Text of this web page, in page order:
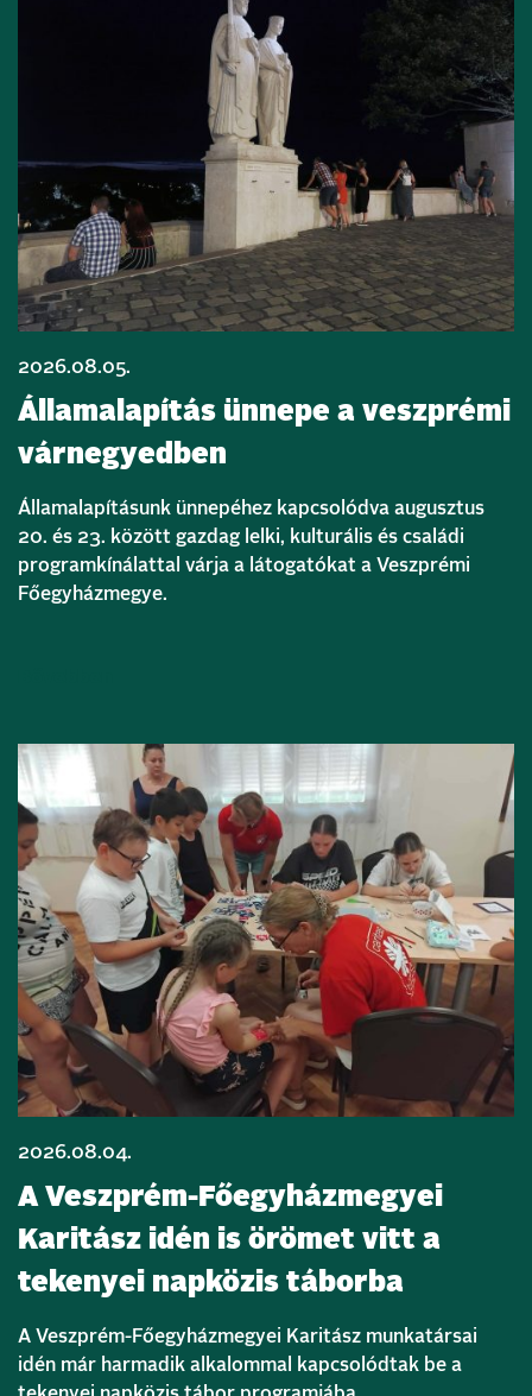
2026.08.05.
Államalapítás ünnepe a veszprémi
várnegyedben
Államalapításunk ünnepéhez kapcsolódva augusztus
20. és 23. között gazdag lelki, kulturális és családi
programkínálattal várja a látogatókat a Veszprémi
Főegyházmegye.
2026.08.04.
A Veszprém-Főegyházmegyei
Karitász idén is örömet vitt a
tekenyei napközis táborba
A Veszprém-Főegyházmegyei Karitász munkatársai
idén már harmadik alkalommal kapcsolódtak be a